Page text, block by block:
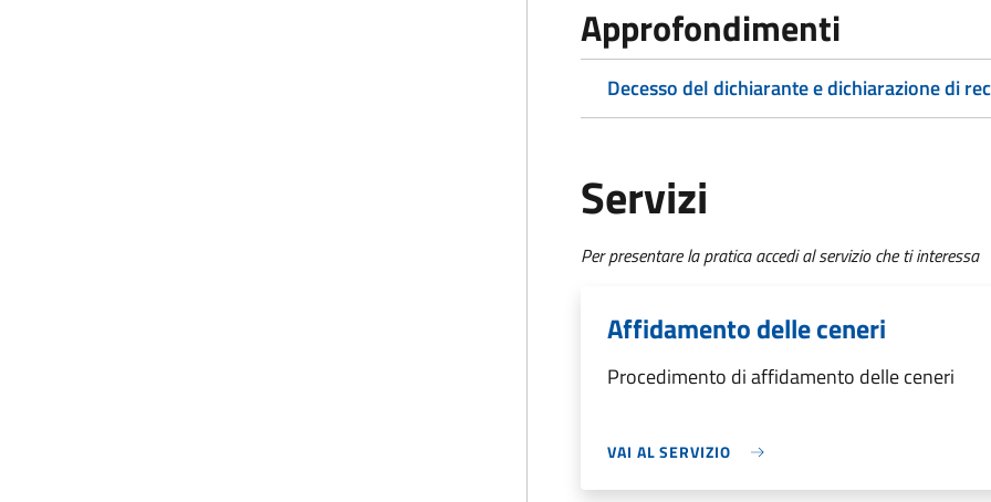
Approfondimenti
Decesso del dichiarante e dichiarazione di
Servizi
Per presentare la pratica accedi al servizio che ti interessa
Affidamento delle ceneri
Procedimento di affidamento delle ceneri
VAI AL SERVIZIO